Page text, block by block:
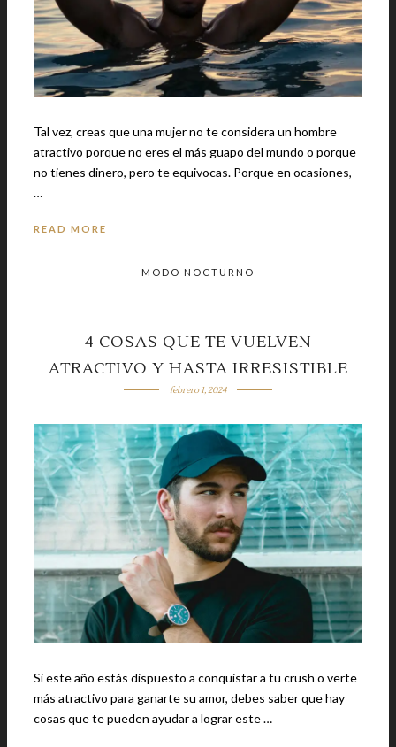
Tal vez, creas que una mujer no te considera un hombre
atractivo porque no eres el más guapo del mundo o porque
no tienes dinero, pero te equivocas. Porque en ocasiones,
…
READ MORE
MODO NOCTURNO
4 COSAS QUE TE VUELVEN
ATRACTIVO Y HASTA IRRESISTIBLE
febrero 1, 2024
Si este año estás dispuesto a conquistar a tu crush o verte
más atractivo para ganarte su amor, debes saber que hay
cosas que te pueden ayudar a lograr este …